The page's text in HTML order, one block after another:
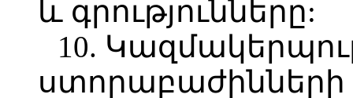
և գրությունները:
10.